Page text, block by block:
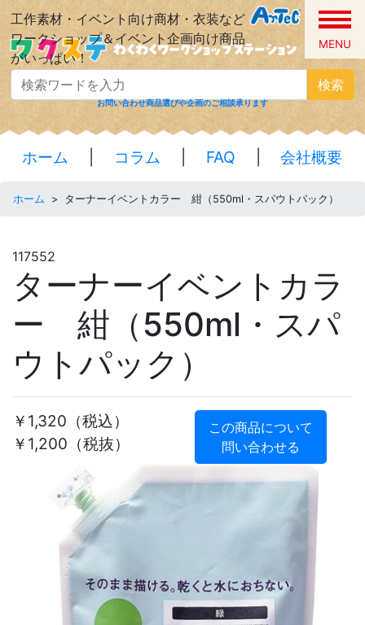
工作素材・イベント向け商材・衣装など
ワークショップ＆イベント企画向け商品
がいっぱい！
MENU
検索
お問い合わせ商品選びや企画のご相談承ります
ホーム コラム FAQ 会社概要
ホーム > ターナーイベントカラー 紺（550ml・スパウトパック）
117552
ターナーイベントカラ
ー 紺（550ml・スパ
ウトパック）
￥1,320 （税込）
￥1,200（税抜）
この商品について
問い合わせる